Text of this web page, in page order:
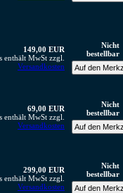
149,00 EUR
enthält MwSt zzgl.
Versandkosten
Nicht
bestellbar
69,00 EUR
enthält MwSt zzgl.
Versandkosten
Nicht
bestellbar
299,00 EUR
enthält MwSt zzgl.
Versandkosten
Nicht
bestellbar